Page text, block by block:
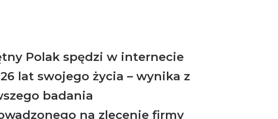
Polak spędzi w internecie
lat swojego życia – wynika z
badania
na zlecenie firmy